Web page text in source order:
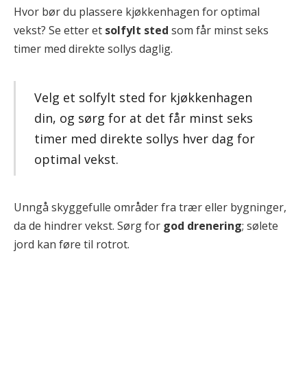
Hvor bør du plassere kjøkkenhagen for optimal
vekst? Se etter et solfylt sted som får minst seks
timer med direkte sollys daglig.
Velg et solfylt sted for kjøkkenhagen
din, og sørg for at det får minst seks
timer med direkte sollys hver dag for
optimal vekst.
Unngå skyggefulle områder fra trær eller bygninger,
da de hindrer vekst. Sørg for god drenering; sølete
jord kan føre til rotrot.